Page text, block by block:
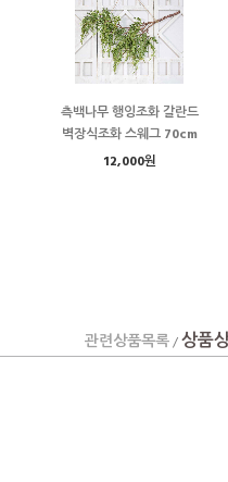
측백나무 행잉조화 갈란드
벽장식조화 스웨그 70cm
12,000원
관련상품목록/상품